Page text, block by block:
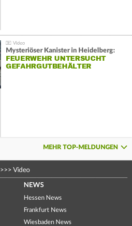
Mysteriöser Kanister in Heidelberg:
FEUERWEHR UNTERSUCHT
GEFAHRGUTBEHÄLTER
MEHR TOP-MELDUNGEN
>>> Video
NEWS
Hessen News
Frankfurt News
Wiesbaden News